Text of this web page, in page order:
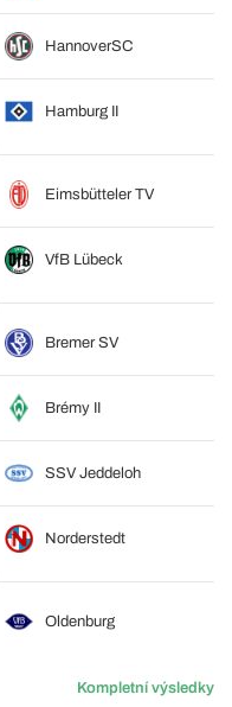
HannoverSC
Hamburg II
Eimsbütteler TV
VfB Lübeck
Bremer SV
Brémy II
SSV Jeddeloh
Norderstedt
Oldenburg
Kompletní výsledky